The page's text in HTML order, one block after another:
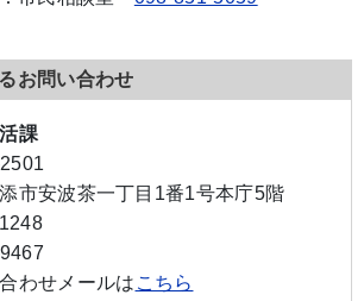
お問い合わせ
課
市安波茶一丁目1番1号本庁5階
わせメールは こちら